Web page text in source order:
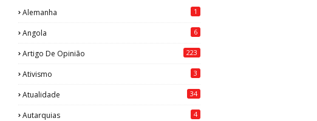
Alemanha 1
Angola 6
Artigo De Opinião 223
Ativismo 3
Atualidade 34
Autarquias 4